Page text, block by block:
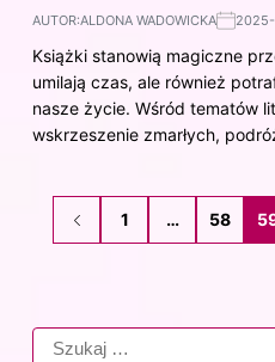
AUTOR:ALDONA WADOWICKA
Książki stanowią magiczne
umilają czas, ale również
nasze życie. Wśród tematów
wskrzeszenie zmarłych,
1 … 58